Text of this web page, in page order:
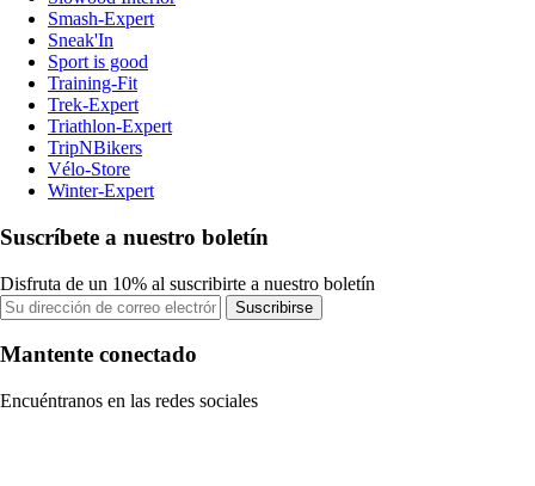
Smash-Expert
Sneak'In
Sport is good
Training-Fit
Trek-Expert
Triathlon-Expert
TripNBikers
Vélo-Store
Winter-Expert
Suscríbete a nuestro boletín
Disfruta de un 10% al suscribirte a nuestro boletín
Suscribirse
Mantente conectado
Encuéntranos en las redes sociales